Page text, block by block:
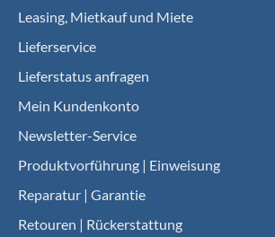
Leasing, Mietkauf und Miete
Lieferservice
Lieferstatus anfragen
Mein Kundenkonto
Newsletter-Service
Produktvorführung | Einweisung
Reparatur | Garantie
Retouren | Rückerstattung